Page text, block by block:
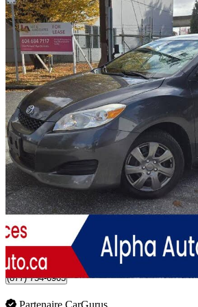
2013 Toyota Matrix
8 800 $
32 $/mois env.
Burnaby, BC
248 km
(877) 754-6905